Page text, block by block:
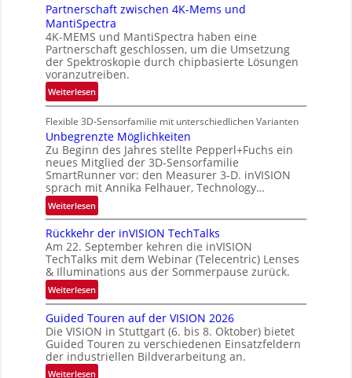
L
u
f
t
-
u
n
d
R
a
u
m
f
a
r
t
t
e
c
h
n
i
k
-
R
e
g
i
o
n
Partnerschaft zwischen 4K-Mems und
MantiSpectra
4K-MEMS und MantiSpectra haben eine
Partnerschaft geschlossen, um die Umsetzung
der Spektroskopie durch chipbasierte Lösungen
voranzutreiben.
Weiterlesen:
P
a
r
t
n
e
r
s
h
a
f
t
z
w
i
s
c
h
Flexible 3D-Sensorfamilie mit unterschiedlichen Varianten
Unbegrenzte Möglichkeiten
Zu Beginn des Jahres stellte Pepperl+Fuchs ein
neues Mitglied der 3D-Sensorfamilie
SmartRunner vor: den Measurer 3-D. inVISION
sprach mit Annika Felhauer, Technology…
Weiterlesen:
U
n
b
e
g
r
e
n
z
t
e
Rückkehr der inVISION TechTalks
Am 22. September kehren die inVISION
TechTalks mit dem Webinar (Telecentric) Lenses
& Illuminations aus der Sommerpause zurück.
Weiterlesen:
R
ü
c
k
k
Guided Touren auf der VISION 2026
Die VISION in Stuttgart (6. bis 8. Oktober) bietet
Guided Touren zu verschiedenen Einsatzfeldern
der industriellen Bildverarbeitung an.
Weiterlesen: